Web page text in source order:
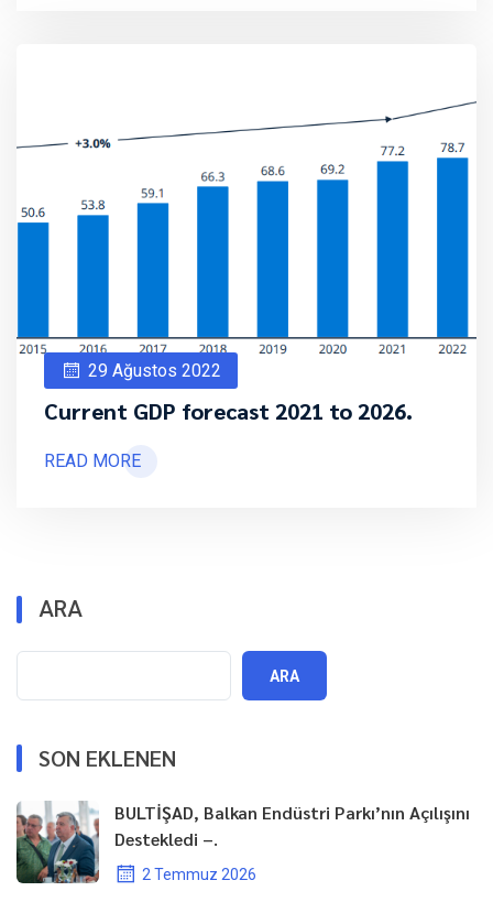
29 Ağustos 2022
Current GDP forecast 2021 to 2026.
READ MORE
ARA
ARA
SON EKLENEN
BULTİŞAD, Balkan Endüstri Parkı’nın Açılışını
Destekledi –.
2 Temmuz 2026